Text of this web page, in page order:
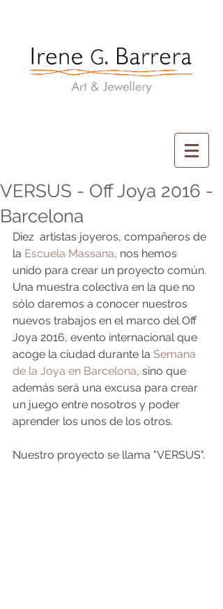
Irene G. Barrera
Art & Jewellery
VERSUS - Off Joya 2016 -
Barcelona
Diez  artistas joyeros, compañeros de
la Escuela Massana, nos hemos
unido para crear un proyecto común.
Una muestra colectiva en la que no
sólo daremos a conocer nuestros
nuevos trabajos en el marco del Off
Joya 2016, evento internacional que
acoge la ciudad durante la Semana
de la Joya en Barcelona, sino que
además será una excusa para crear
un juego entre nosotros y poder
aprender los unos de los otros.
Nuestro proyecto se llama "VERSUS".